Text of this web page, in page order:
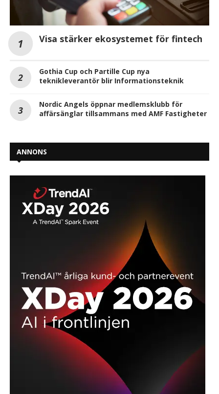
Visa stärker ekosystemet för fintech
Gothia Cup och Partille Cup nya
teknikleverantör blir Informationsteknik
Nordic Angels öppnar medlemsklubb för
affärsänglar tillsammans med AMF Fastigheter
ANNONS